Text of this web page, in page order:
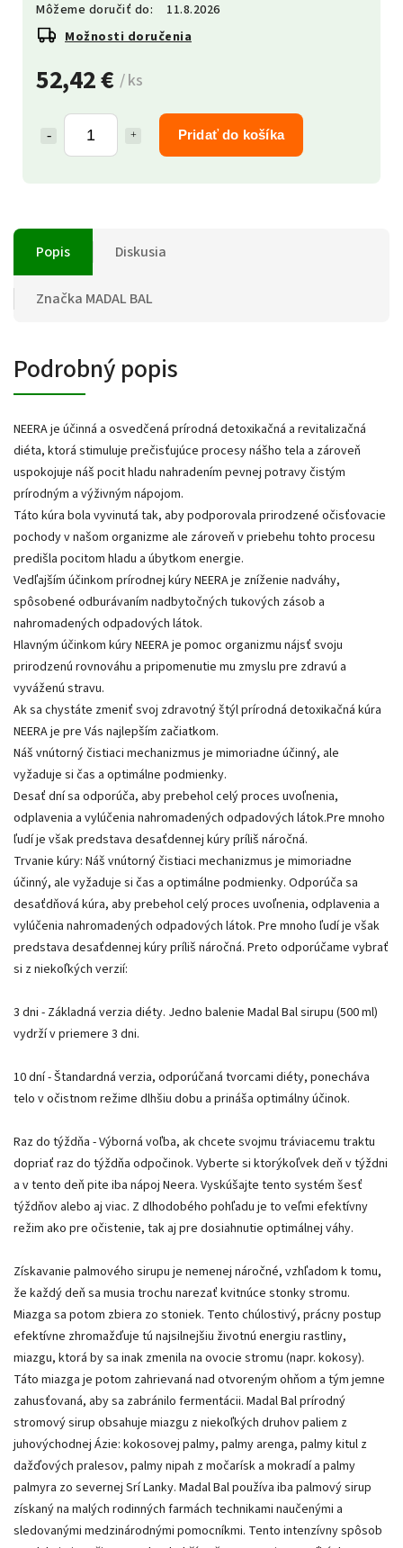
52,42 € / ks
Pridať do košíka
Môžeme doručiť do:
11.8.2026
Možnosti doručenia
Popis Diskusia
Značka MADAL BAL
Podrobný popis
NEERA je účinná a osvedčená prírodná detoxikačná a revitalizačná
diéta, ktorá stimuluje prečisťujúce procesy nášho tela a zároveň
uspokojuje náš pocit hladu nahradením pevnej potravy čistým
prírodným a výživným nápojom.
Táto kúra bola vyvinutá tak, aby podporovala prirodzené očisťovacie
pochody v našom organizme ale zároveň v priebehu tohto procesu
predišla pocitom hladu a úbytkom energie.
Vedľajším účinkom prírodnej kúry NEERA je zníženie nadváhy,
spôsobené odburávaním nadbytočných tukových zásob a
nahromadených odpadových látok.
Hlavným účinkom kúry NEERA je pomoc organizmu nájsť svoju
prirodzenú rovnováhu a pripomenutie mu zmyslu pre zdravú a
vyváženú stravu.
Ak sa chystáte zmeniť svoj zdravotný štýl prírodná detoxikačná kúra
NEERA je pre Vás najlepším začiatkom.
Náš vnútorný čistiaci mechanizmus je mimoriadne účinný, ale
vyžaduje si čas a optimálne podmienky.
Desať dní sa odporúča, aby prebehol celý proces uvoľnenia,
odplavenia a vylúčenia nahromadených odpadových látok.Pre mnoho
ľudí je však predstava desaťdennej kúry príliš náročná.
Trvanie kúry: Náš vnútorný čistiaci mechanizmus je mimoriadne
účinný, ale vyžaduje si čas a optimálne podmienky. Odporúča sa
desaťdňová kúra, aby prebehol celý proces uvoľnenia, odplavenia a
vylúčenia nahromadených odpadových látok. Pre mnoho ľudí je však
predstava desaťdennej kúry príliš náročná. Preto odporúčame vybrať
si z niekoľkých verzií:
3 dni - Základná verzia diéty. Jedno balenie Madal Bal sirupu (500 ml)
vydrží v priemere 3 dni.
10 dní - Štandardná verzia, odporúčaná tvorcami diéty, ponecháva
telo v očistnom režime dlhšiu dobu a prináša optimálny účinok.
Raz do týždňa - Výborná voľba, ak chcete svojmu tráviacemu traktu
dopriať raz do týždňa odpočinok. Vyberte si ktorýkoľvek deň v týždni
a v tento deň pite iba nápoj Neera. Vyskúšajte tento systém šesť
týždňov alebo aj viac. Z dlhodobého pohľadu je to veľmi efektívny
režim ako pre očistenie, tak aj pre dosiahnutie optimálnej váhy.
Získavanie palmového sirupu je nemenej náročné, vzhľadom k tomu,
že každý deň sa musia trochu narezať kvitnúce stonky stromu.
Miazga sa potom zbiera zo stoniek. Tento chúlostivý, prácny postup
efektívne zhromažďuje tú najsilnejšiu životnú energiu rastliny,
miazgu, ktorá by sa inak zmenila na ovocie stromu (napr. kokosy).
Táto miazga je potom zahrievaná nad otvoreným ohňom a tým jemne
zahusťovaná, aby sa zabránilo fermentácii. Madal Bal prírodný
stromový sirup obsahuje miazgu z niekoľkých druhov paliem z
juhovýchodnej Ázie: kokosovej palmy, palmy arenga, palmy kitul z
dažďových pralesov, palmy nipah z močarísk a mokradí a palmy
palmyra zo severnej Srí Lanky. Madal Bal používa iba palmový sirup
získaný na malých rodinných farmách technikami naučenými a
sledovanými medzinárodnými pomocníkmi. Tento intenzívny spôsob